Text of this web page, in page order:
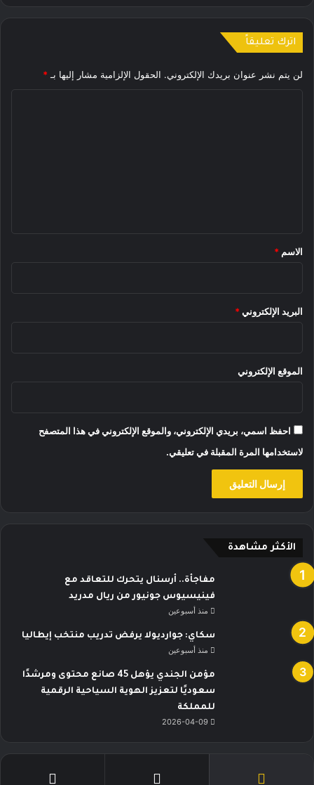
اترك تعليقاً
لن يتم نشر عنوان بريدك الإلكتروني. الحقول الإلزامية مشار إليها بـ *
*
الاسم *
البريد الإلكتروني *
الموقع الإلكتروني
احفظ اسمي، بريدي الإلكتروني، والموقع الإلكتروني في هذا المتصفح
لاستخدامها المرة المقبلة في تعليقي.
الأكثر مشاهدة
مفاجأة.. أرسنال يتحرك للتعاقد مع
فينيسيوس جونيور من ريال مدريد
منذ أسبوعين
سكاي: جوارديولا يرفض تدريب منتخب إيطاليا
منذ أسبوعين
مؤمن الجندي يؤهل 45 صانع محتوى ومرشدًا
سعوديًا لتعزيز الهوية السياحية الرقمية
للمملكة
2026-04-09